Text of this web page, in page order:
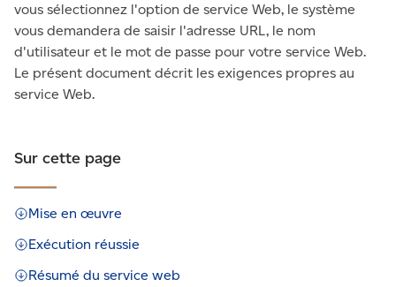
vous sélectionnez l'option de service Web, le système
vous demandera de saisir l'adresse URL, le nom
d'utilisateur et le mot de passe pour votre service Web.
Le présent document décrit les exigences propres au
service Web.
Sur cette page
Mise en œuvre
Exécution réussie
Résumé du service web